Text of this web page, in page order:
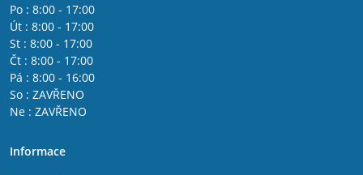
Po : 8:00 - 17:00
Út : 8:00 - 17:00
St : 8:00 - 17:00
Čt : 8:00 - 17:00
Pá : 8:00 - 16:00
So : ZAVŘENO
Ne : ZAVŘENO
Informace